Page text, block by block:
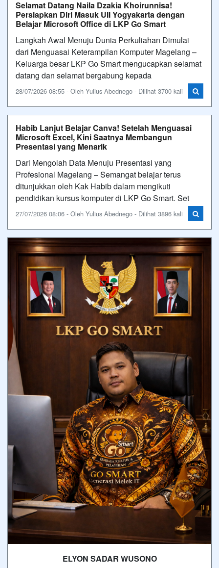
Selamat Datang Naila Dzakia Khoirunnisa!
Persiapkan Diri Masuk UII Yogyakarta dengan
Belajar Microsoft Office di LKP Go Smart
Langkah Awal Menuju Dunia Perkuliahan Dimulai
dari Menguasai Keterampilan Komputer Magelang –
Keluarga besar LKP Go Smart mengucapkan selamat
datang dan selamat bergabung kepada
28/07/2026 08:55 - Oleh Yulius Abednego - Dilihat 3700 kali
Habib Lanjut Belajar Canva! Setelah Menguasai
Microsoft Excel, Kini Saatnya Membangun
Presentasi yang Menarik
Dari Mengolah Data Menuju Presentasi yang
Profesional Magelang – Semangat belajar terus
ditunjukkan oleh Kak Habib dalam mengikuti
pendidikan kursus komputer di LKP Go Smart. Set
27/07/2026 08:06 - Oleh Yulius Abednego - Dilihat 3896 kali
ELYON SADAR WUSONO